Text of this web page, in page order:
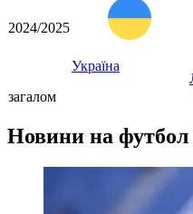
2024/2025
Україна
загалом
Новини на футбол